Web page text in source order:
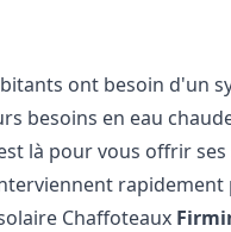
ont besoin d'un
besoins en eau
là pour vous offrir
Chaffoteaux